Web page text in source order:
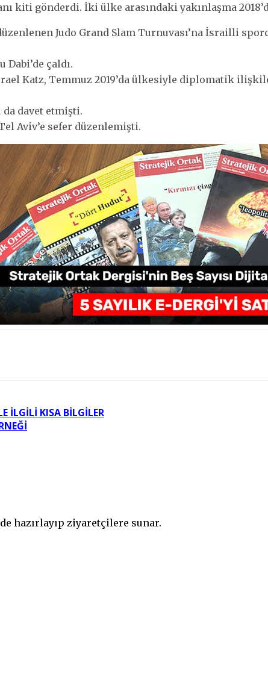
gönderdi. İki ülke arasındaki yakınlaşma
Judo Grand Slam Turnuvası’na İsrailli
çaldı.
Katz, Temmuz 2019’da ülkesiyle diplomatik
davet etmişti.
Aviv’e sefer düzenlemişti.
İLGILI KISA BILGILER
hazırlayıp ziyaretçilere sunar.